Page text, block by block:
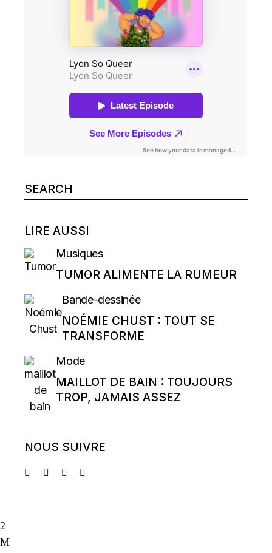
Search
for:
LIRE AUSSI
Musiques
TUMOR ALIMENTE LA RUMEUR
Bande-dessinée
NOÉMIE CHUST : TOUT SE
TRANSFORME
Mode
MAILLOT DE BAIN : TOUJOURS
TROP, JAMAIS ASSEZ
NOUS SUIVRE